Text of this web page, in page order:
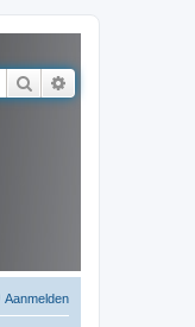
Zoek
Aanmelden